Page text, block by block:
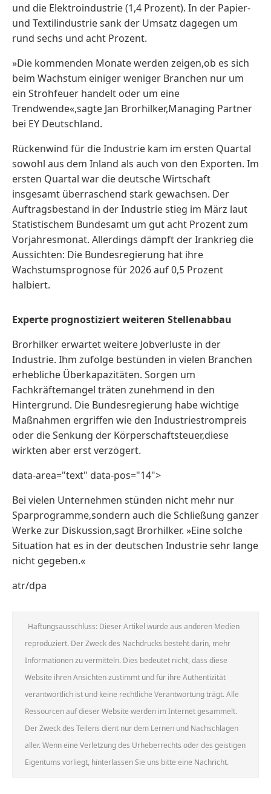
und die Elektroindustrie (1,4 Prozent). In der Papier-
und Textilindustrie sank der Umsatz dagegen um
rund sechs und acht Prozent.
»Die kommenden Monate werden zeigen,ob es sich
beim Wachstum einiger weniger Branchen nur um
ein Strohfeuer handelt oder um eine
Trendwende«,sagte Jan Brorhilker,Managing Partner
bei EY Deutschland.
Rückenwind für die Industrie kam im ersten Quartal
sowohl aus dem Inland als auch von den Exporten. Im
ersten Quartal war die deutsche Wirtschaft
insgesamt überraschend stark gewachsen. Der
Auftragsbestand in der Industrie stieg im März laut
Statistischem Bundesamt um gut acht Prozent zum
Vorjahresmonat. Allerdings dämpft der Irankrieg die
Aussichten: Die Bundesregierung hat ihre
Wachstumsprognose für 2026 auf 0,5 Prozent
halbiert.
Experte prognostiziert weiteren Stellenabbau
Brorhilker erwartet weitere Jobverluste in der
Industrie. Ihm zufolge bestünden in vielen Branchen
erhebliche Überkapazitäten. Sorgen um
Fachkräftemangel träten zunehmend in den
Hintergrund. Die Bundesregierung habe wichtige
Maßnahmen ergriffen wie den Industriestrompreis
oder die Senkung der Körperschaftsteuer,diese
wirkten aber erst verzögert.
data-area="text" data-pos="14">
Bei vielen Unternehmen stünden nicht mehr nur
Sparprogramme,sondern auch die Schließung ganzer
Werke zur Diskussion,sagt Brorhilker. »Eine solche
Situation hat es in der deutschen Industrie sehr lange
nicht gegeben.«
atr/dpa
Haftungsausschluss: Dieser Artikel wurde aus anderen Medien
reproduziert. Der Zweck des Nachdrucks besteht darin, mehr
Informationen zu vermitteln. Dies bedeutet nicht, dass diese
Website ihren Ansichten zustimmt und für ihre Authentizität
verantwortlich ist und keine rechtliche Verantwortung trägt. Alle
Ressourcen auf dieser Website werden im Internet gesammelt.
Der Zweck des Teilens dient nur dem Lernen und Nachschlagen
aller. Wenn eine Verletzung des Urheberrechts oder des geistigen
Eigentums vorliegt, hinterlassen Sie uns bitte eine Nachricht.